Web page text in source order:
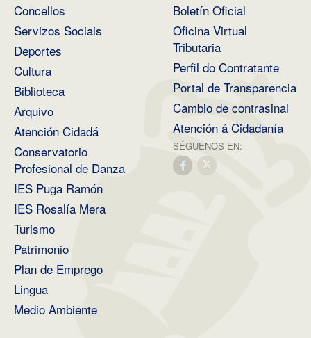
Concellos
Servizos Sociais
Deportes
Cultura
Biblioteca
Arquivo
Atención Cidadá
Conservatorio
Profesional de Danza
IES Puga Ramón
IES Rosalía Mera
Turismo
Patrimonio
Plan de Emprego
Lingua
Medio Ambiente
Boletín Oficial
Oficina Virtual
Tributaria
Perfil do Contratante
Portal de Transparencia
Cambio de contrasinal
Atención á Cidadanía
SÉGUENOS EN: